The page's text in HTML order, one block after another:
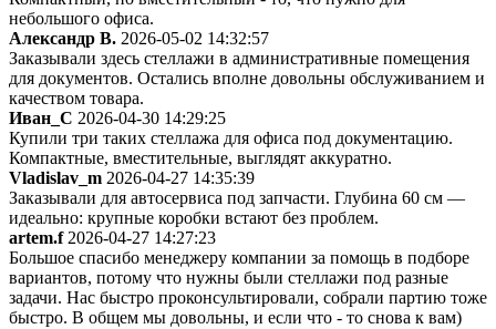
небольшого офиса.
Александр В. 2026-05-02 14:32:57
Заказывали здесь стеллажи в административные помещения
для документов. Остались вполне довольны обслуживанием и
качеством товара.
Иван_С 2026-04-30 14:29:25
Купили три таких стеллажа для офиса под документацию.
Компактные, вместительные, выглядят аккуратно.
Vladislav_m 2026-04-27 14:35:39
Заказывали для автосервиса под запчасти. Глубина 60 см —
идеально: крупные коробки встают без проблем.
artem.f 2026-04-27 14:27:23
Большое спасибо менеджеру компании за помощь в подборе
вариантов, потому что нужны были стеллажи под разные
задачи. Нас быстро проконсультировали, собрали партию тоже
быстро. В общем мы довольны, и если что - то снова к вам)